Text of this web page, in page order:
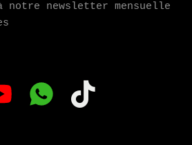
notre newsletter mensuelle